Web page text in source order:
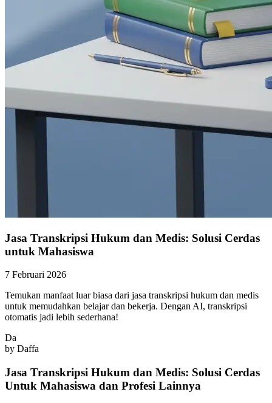
Jasa Transkripsi Hukum dan Medis: Solusi Cerdas
untuk Mahasiswa
7 Februari 2026
Temukan manfaat luar biasa dari jasa transkripsi hukum dan medis
untuk memudahkan belajar dan bekerja. Dengan AI, transkripsi
otomatis jadi lebih sederhana!
Da
by Daffa
Jasa Transkripsi Hukum dan Medis: Solusi Cerdas
Untuk Mahasiswa dan Profesi Lainnya